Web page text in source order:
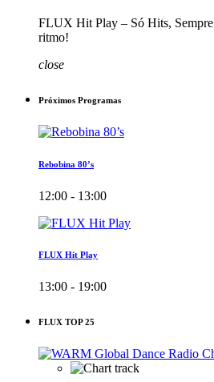
FLUX Hit Play – Só Hits,
ritmo!
close
Próximos Programas
Rebobina 80’s
12:00 - 13:00
FLUX Hit Play
13:00 - 19:00
FLUX TOP 25